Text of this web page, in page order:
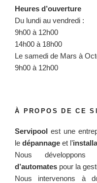
Heures d’ouverture
Du lundi au vendredi :
9h00 à 12h00
14h00 à 18h00
Le samedi de Mars à
9h00 à 12h00
À PROPOS DE CE
Servipool est une
le dépannage et l’
Nous
d’automates pour la
Nous intervenons à